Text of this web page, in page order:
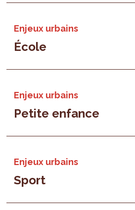
Enjeux urbains
École
Enjeux urbains
Petite enfance
Enjeux urbains
Sport